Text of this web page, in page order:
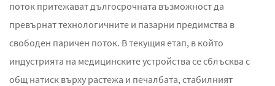
поток притежават дългосрочната възможност да
превърнат технологичните и пазарни предимства в
свободен паричен поток. В текущия етап, в който
индустрията на медицинските устройства се сблъсква с
общ натиск върху растежа и печалбата, стабилният